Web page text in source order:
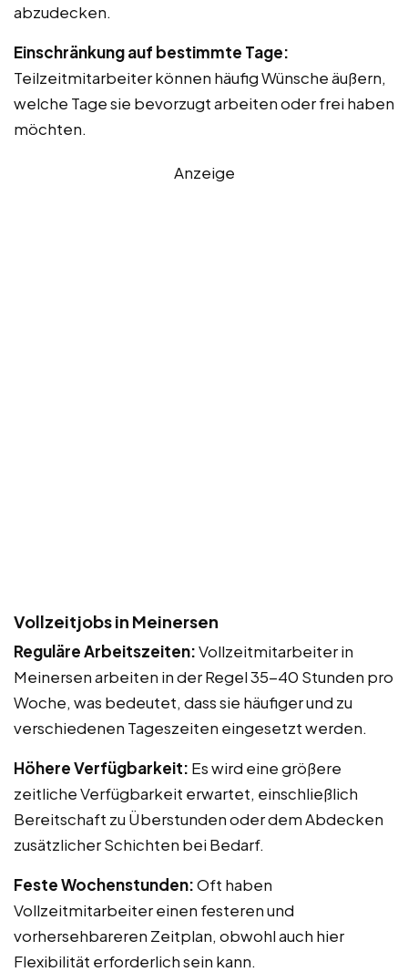
abzudecken.
Einschränkung auf bestimmte Tage:
Teilzeitmitarbeiter können häufig Wünsche äußern,
welche Tage sie bevorzugt arbeiten oder frei haben
möchten.
Anzeige
Vollzeitjobs in Meinersen
Reguläre Arbeitszeiten:Vollzeitmitarbeiter in
Meinersen arbeiten in der Regel 35-40 Stunden pro
Woche, was bedeutet, dass sie häufiger und zu
verschiedenen Tageszeiten eingesetzt werden.
Höhere Verfügbarkeit: Es wird eine größere
zeitliche Verfügbarkeit erwartet, einschließlich
Bereitschaft zu Überstunden oder dem Abdecken
zusätzlicher Schichten bei Bedarf.
Feste Wochenstunden:Oft haben
Vollzeitmitarbeiter einen festeren und
vorhersehbareren Zeitplan, obwohl auch hier
Flexibilität erforderlich sein kann.